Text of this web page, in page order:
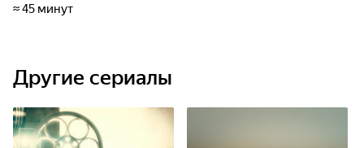
≈ 45 минут
Другие сериалы